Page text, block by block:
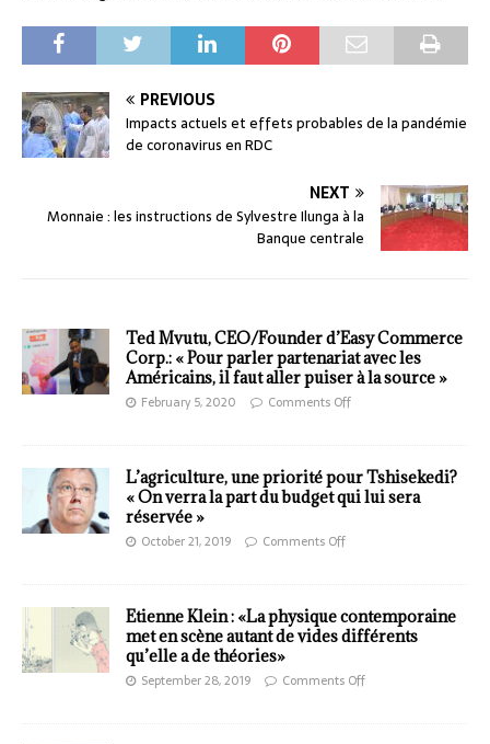
PREVIOUS
Impacts actuels et effets probables de la pandémie
de coronavirus en RDC
NEXT
Monnaie : les instructions de Sylvestre Ilunga à la
Banque centrale
Ted Mvutu, CEO/Founder d’Easy Commerce
Corp.: « Pour parler partenariat avec les
Américains, il faut aller puiser à la source »
February 5, 2020 Comments Off
L’agriculture, une priorité pour Tshisekedi?
« On verra la part du budget qui lui sera
réservée »
October 21, 2019 Comments Off
Etienne Klein : «La physique contemporaine
met en scène autant de vides différents
qu’elle a de théories»
September 28, 2019 Comments Off